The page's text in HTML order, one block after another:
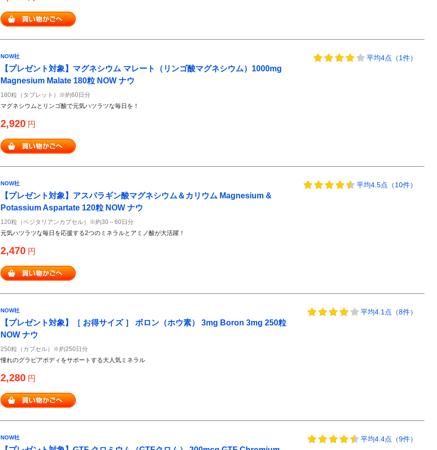
平均4点（1件）
NOW社
【プレゼント対象】マグネシウム マレート（リンゴ酸マグネシウム）1000mg
Magnesium Malate 180粒 NOW ナウ
180粒（タブレット）※約60日分
マグネシウムとリンゴ酸で元気ハツラツな毎日を！
2,920 円
平均4.5点（10件）
NOW社
【プレゼント対象】アスパラギン酸マグネシウム＆カリウム Magnesium &
Potassium Aspartate 120粒 NOW ナウ
120粒（ベジタリアンカプセル）※約30～60日分
元気ハツラツな毎日を応援する2つのミネラルとアミノ酸が大活躍！
2,470 円
平均4.1点（8件）
NOW社
【プレゼント対象】［ お得サイズ ］ ボロン（ホウ素） 3mg Boron 3mg 250粒
NOW ナウ
250粒（カプセル）※約250日分
憧れのグラビアボディをサポートする大人気ミネラル
2,280 円
平均4.4点（9件）
NOW社